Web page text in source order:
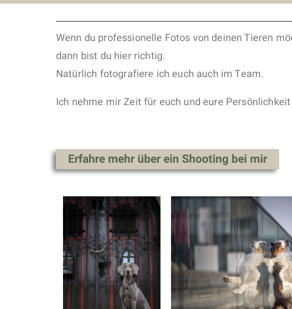
Wenn du professionelle Fotos von deinen Tieren
dann bist du hier richtig.
Natürlich fotografiere ich euch auch im Team.
Ich nehme mir Zeit für euch und eure Persönlichkeit
Erfahre mehr über ein Shooting bei mir